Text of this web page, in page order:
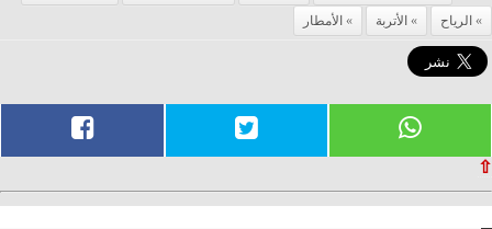
الرياح
الأتربة الأمطار
⇧